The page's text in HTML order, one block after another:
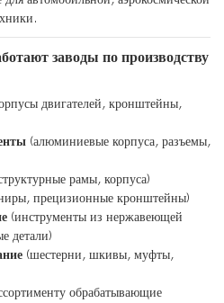
заводы по производству
двигателей, кронштейны,
(алюминиевые корпуса, разъемы,
рамы, корпуса)
прецизионные кронштейны)
(инструменты из нержавеющей
детали)
(шестерни, шкивы, муфты,
обрабатывающие